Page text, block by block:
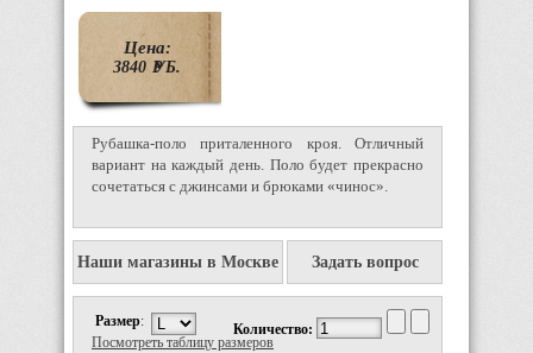
Цена:
3840 P
УБ.
Рубашка-поло приталенного кроя. Отличный
вариант на каждый день. Поло будет прекрасно
сочетаться с джинсами и брюками «чинос».
Наши магазины в Москве Задать вопрос
Размер:
Посмотреть таблицу размеров
Количество: